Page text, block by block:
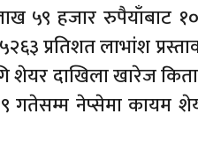
५९ हजार रुपैयाँबाट
प्रतिशत लाभांश
शेयर दाखिला खारेज
गतेसम्म नेप्सेमा कायम